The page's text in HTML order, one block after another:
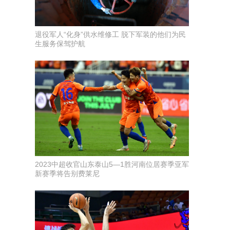
退役军人“化身”供水维修工 脱下军装的他们为民
生服务保驾护航
2023中超收官山东泰山5—1胜河南位居赛季亚军
新赛季将告别费莱尼